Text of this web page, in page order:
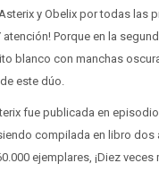
y Obelix por todas las
atención! Porque en la
blanco con manchas
este dúo.
fue publicada en
compilada en libro dos
ejemplares, ¡Diez veces